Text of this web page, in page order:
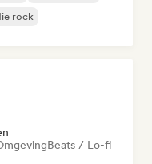
rock
Beats / Lo-fi